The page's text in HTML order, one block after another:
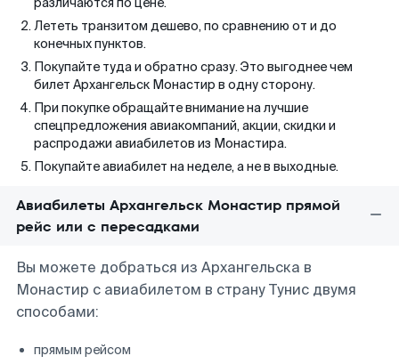
Лететь транзитом дешево, по сравнению от и до
конечных пунктов.
Покупайте туда и обратно сразу. Это выгоднее чем
билет Архангельск Монастир в одну сторону.
При покупке обращайте внимание на лучшие
спецпредложения авиакомпаний, акции, скидки и
распродажи авиабилетов из Монастира.
Покупайте авиабилет на неделе, а не в выходные.
Авиабилеты Архангельск Монастир прямой
рейс или с пересадками
Вы можете добраться из Архангельска в
Монастир с авиабилетом в страну Тунис двумя
способами:
прямым рейсом